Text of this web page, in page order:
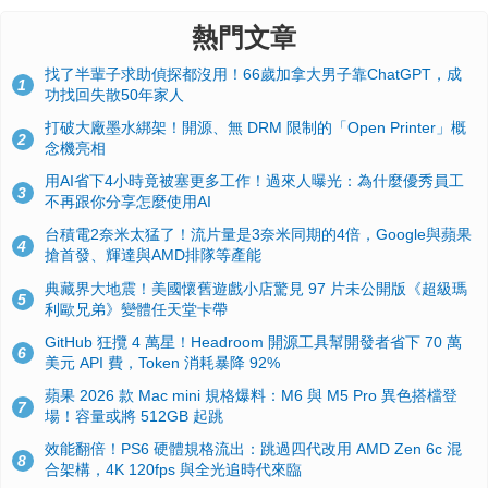
熱門文章
1
找了半輩子求助偵探都沒用！66歲加拿大男子靠ChatGPT，成
功找回失散50年家人
2
打破大廠墨水綁架！開源、無 DRM 限制的「Open Printer」概
念機亮相
3
用AI省下4小時竟被塞更多工作！過來人曝光：為什麼優秀員工
不再跟你分享怎麼使用AI
4
台積電2奈米太猛了！流片量是3奈米同期的4倍，Google與蘋果
搶首發、輝達與AMD排隊等產能
5
典藏界大地震！美國懷舊遊戲小店驚見 97 片未公開版《超級瑪
利歐兄弟》變體任天堂卡帶
6
GitHub 狂攬 4 萬星！Headroom 開源工具幫開發者省下 70 萬
美元 API 費，Token 消耗暴降 92%
7
蘋果 2026 款 Mac mini 規格爆料：M6 與 M5 Pro 異色搭檔登
場！容量或將 512GB 起跳
8
效能翻倍！PS6 硬體規格流出：跳過四代改用 AMD Zen 6c 混
合架構，4K 120fps 與全光追時代來臨